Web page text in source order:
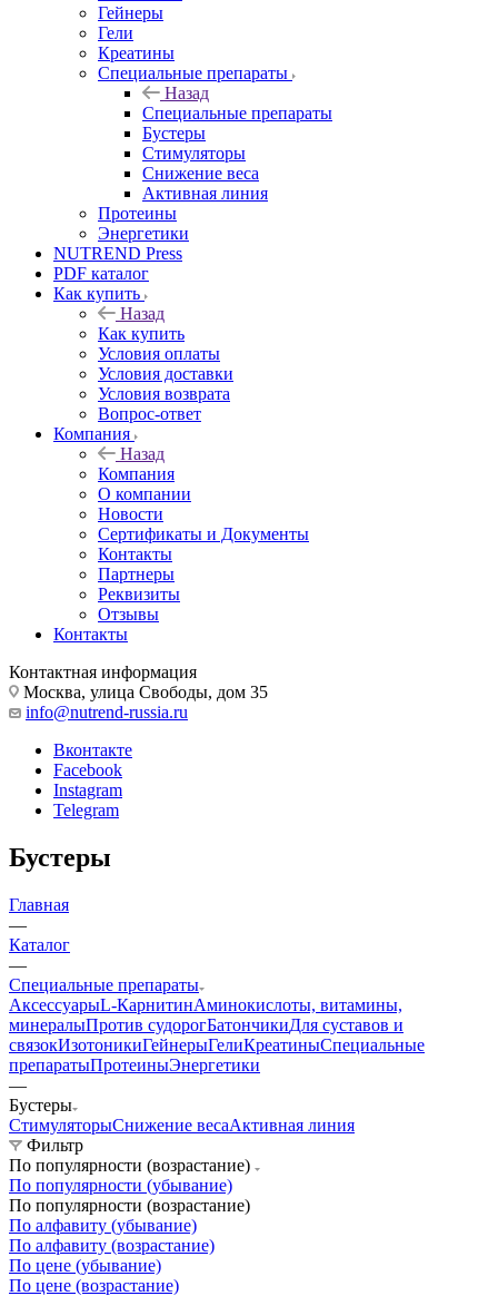
Гейнеры
Гели
Креатины
Специальные препараты
Назад
Специальные препараты
Бустеры
Стимуляторы
Снижение веса
Активная линия
Протеины
Энергетики
NUTREND Press
PDF каталог
Как купить
Назад
Как купить
Условия оплаты
Условия доставки
Условия возврата
Вопрос-ответ
Компания
Назад
Компания
О компании
Новости
Сертификаты и Документы
Контакты
Партнеры
Реквизиты
Отзывы
Контакты
Контактная информация
Москва, улица Свободы, дом 35
info@nutrend-russia.ru
Вконтакте
Facebook
Instagram
Telegram
Бустеры
Главная
—
Каталог
—
Специальные препараты
АксессуарыL-КарнитинАминокислоты, витамины,
минералыПротив судорогБатончикиДля суставов и
связокИзотоникиГейнерыГелиКреатиныСпециальные
препаратыПротеиныЭнергетики
—
Бустеры
СтимуляторыСнижение весаАктивная линия
Фильтр
По популярности (возрастание)
По популярности (убывание)
По популярности (возрастание)
По алфавиту (убывание)
По алфавиту (возрастание)
По цене (убывание)
По цене (возрастание)